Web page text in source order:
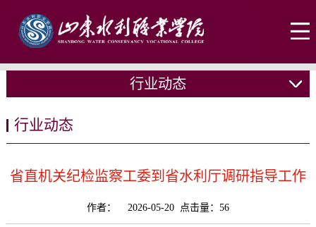
行业动态
行业动态
省直机关纪检监察工委到省水利厅调研指导工作
作者： 2026-05-20 点击量： 56